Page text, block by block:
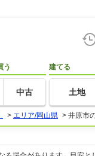
う
中古
建てる
土地
> エリア/岡山県 > 井原市